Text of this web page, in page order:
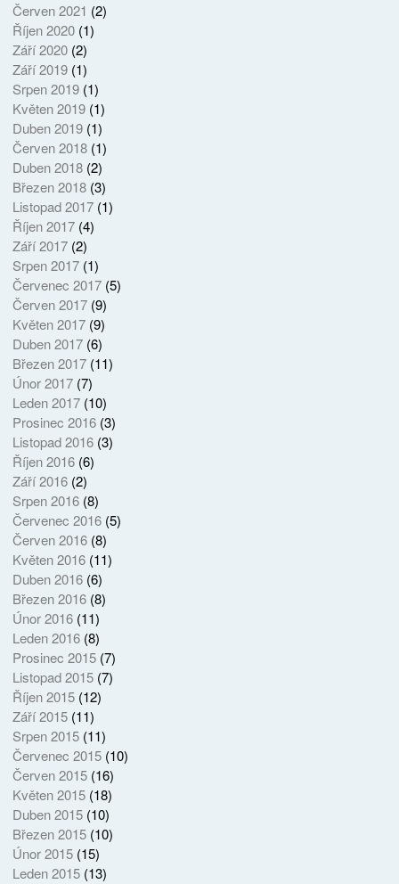
Červen 2021 (2)
Říjen 2020(1)
Září 2020(2)
Září 2019(1)
Srpen 2019(1)
Květen 2019(1)
Duben 2019(1)
Červen 2018(1)
Duben 2018(2)
Březen 2018(3)
Listopad 2017(1)
Říjen 2017(4)
Září 2017(2)
Srpen 2017(1)
Červenec 2017(5)
Červen 2017(9)
Květen 2017(9)
Duben 2017(6)
Březen 2017(11)
Únor 2017(7)
Leden 2017(10)
Prosinec 2016(3)
Listopad 2016(3)
Říjen 2016(6)
Září 2016(2)
Srpen 2016(8)
Červenec 2016(5)
Červen 2016(8)
Květen 2016(11)
Duben 2016(6)
Březen 2016(8)
Únor 2016(11)
Leden 2016(8)
Prosinec 2015(7)
Listopad 2015(7)
Říjen 2015(12)
Září 2015(11)
Srpen 2015(11)
Červenec 2015(10)
Červen 2015(16)
Květen 2015(18)
Duben 2015(10)
Březen 2015(10)
Únor 2015(15)
Leden 2015(13)